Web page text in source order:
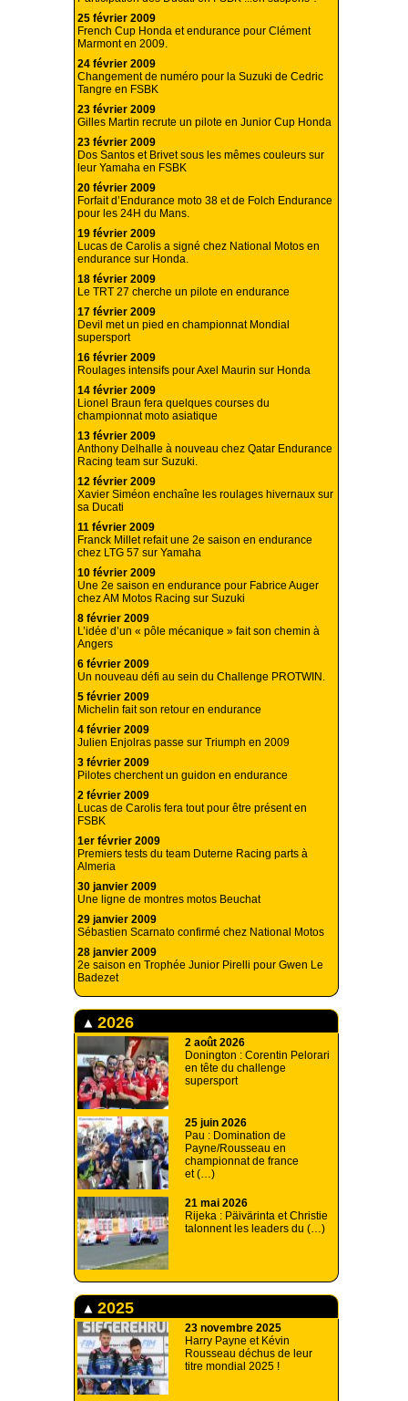
25 février 2009
French Cup Honda et endurance pour Clément
Marmont en 2009.
24 février 2009
Changement de numéro pour la Suzuki de Cedric
Tangre en FSBK
23 février 2009
Gilles Martin recrute un pilote en Junior Cup Honda
23 février 2009
Dos Santos et Brivet sous les mêmes couleurs sur
leur Yamaha en FSBK
20 février 2009
Forfait d’Endurance moto 38 et de Folch Endurance
pour les 24H du Mans.
19 février 2009
Lucas de Carolis a signé chez National Motos en
endurance sur Honda.
18 février 2009
Le TRT 27 cherche un pilote en endurance
17 février 2009
Devil met un pied en championnat Mondial
supersport
16 février 2009
Roulages intensifs pour Axel Maurin sur Honda
14 février 2009
Lionel Braun fera quelques courses du
championnat moto asiatique
13 février 2009
Anthony Delhalle à nouveau chez Qatar Endurance
Racing team sur Suzuki.
12 février 2009
Xavier Siméon enchaîne les roulages hivernaux sur
sa Ducati
11 février 2009
Franck Millet refait une 2e saison en endurance
chez LTG 57 sur Yamaha
10 février 2009
Une 2e saison en endurance pour Fabrice Auger
chez AM Motos Racing sur Suzuki
8 février 2009
L’idée d’un « pôle mécanique » fait son chemin à
Angers
6 février 2009
Un nouveau défi au sein du Challenge PROTWIN.
5 février 2009
Michelin fait son retour en endurance
4 février 2009
Julien Enjolras passe sur Triumph en 2009
3 février 2009
Pilotes cherchent un guidon en endurance
2 février 2009
Lucas de Carolis fera tout pour être présent en
FSBK
1er février 2009
Premiers tests du team Duterne Racing parts à
Almeria
30 janvier 2009
Une ligne de montres motos Beuchat
29 janvier 2009
Sébastien Scarnato confirmé chez National Motos
28 janvier 2009
2e saison en Trophée Junior Pirelli pour Gwen Le
Badezet
2026
2 août 2026
Donington : Corentin Pelorari
en tête du challenge
supersport
25 juin 2026
Pau : Domination de
Payne/Rousseau en
championnat de france
et (…)
21 mai 2026
Rijeka : Päivärinta et Christie
talonnent les leaders du (…)
2025
23 novembre 2025
Harry Payne et Kévin
Rousseau déchus de leur
titre mondial 2025 !